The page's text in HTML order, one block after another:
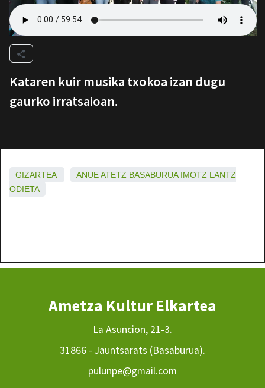
Kataren kuir musika txokoa izan dugu
gaurko irratsaioan.
GIZARTEA ANUEATETZ BASABURUA IMOTZ LANTZ
ODIETA
Ametza Kultur Elkartea
La Asuncion, 21-3.
31866 - Jauntsarats (Basaburua).
pulunpe@gmail.com